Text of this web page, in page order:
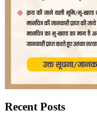
Recent Posts